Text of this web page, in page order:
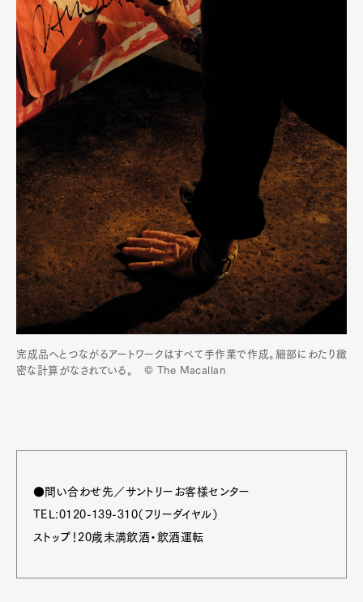
完成品へとつながるアートワークはすべて手作業で作成。細部にわたり緻
密な計算がなされている。 © The Macallan
●問い合わせ先／サントリーお客様センター
TEL:0120-139-310（フリーダイヤル）
ストップ！20歳未満飲酒・飲酒運転